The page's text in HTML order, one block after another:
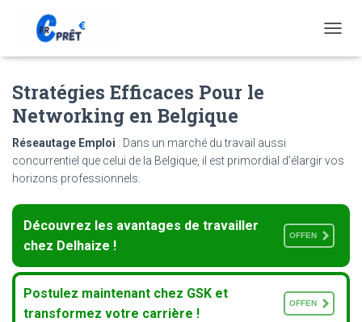
O
V
T
N
Stratégies Efficaces Pour le
Networking en Belgique
Réseautage Emploi : Dans un marché du travail aussi
concurrentiel que celui de la Belgique, il est primordial d’élargir vos
horizons professionnels.
Découvrez les avantages de travailler
chez Delhaize !
OFFEN
Postulez maintenant chez GSK et
transformez votre carrière !
OFFEN